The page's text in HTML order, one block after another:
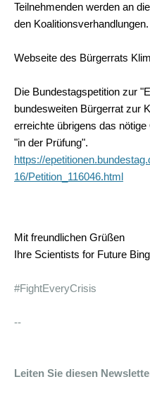
Teilnehmenden werden an
den Koalitionsverhandlungen.
Webseite des Bürgerrats
Die Bundestagspetition zur
bundesweiten Bürgerrat zur
erreichte übrigens das
"in der Prüfung".
https://
16/Petition_116046.html
Mit freundlichen Grüßen
Ihre Scientists for Future
#FightEveryCrisis
--
Leiten Sie diesen